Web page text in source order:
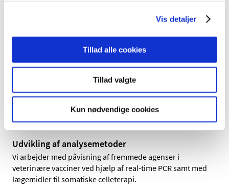
Vis detaljer
Tillad alle cookies
Tillad valgte
Kun nødvendige cookies
Danmark betragtes e-cigaretter med nikotin som et
lægemiddel. Det betyder, at de skal have en
markedsføringstilladelse, før de kan sælges i Danmark.
På nuværende tidspunkt er der ingen e-cigaretter med en
markedsføringstilladelse i Danmark.
Ulovlig nethandel med lægemidler og andre
sundhedsprodukter kan udgøre en betydelig
sundhedsrisiko for forbrugerne. Produkterne kan
indeholde aktive lægemiddelstoffer i forskellige
mængder, kvalitet og sammensætning uden garanti for
deres sikkerhed og effekt.
Udvikling af analysemetoder
Vi arbejder med påvisning af fremmede agenser i
veterinære vacciner ved hjælp af real-time PCR samt med
lægemidler til somatiske celleterapi.